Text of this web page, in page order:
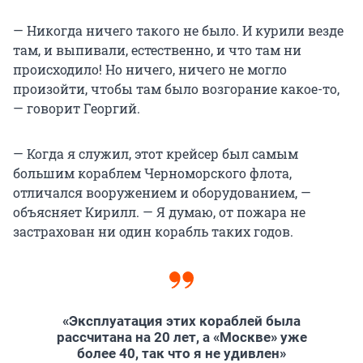
— Никогда ничего такого не было. И курили везде
там, и выпивали, естественно, и что там ни
происходило! Но ничего, ничего не могло
произойти, чтобы там было возгорание какое-то,
— говорит Георгий.
— Когда я служил, этот крейсер был самым
большим кораблем Черноморского флота,
отличался вооружением и оборудованием, —
объясняет Кирилл. — Я думаю, от пожара не
застрахован ни один корабль таких годов.
«Эксплуатация этих кораблей была
рассчитана на 20 лет, а «Москве» уже
более 40, так что я не удивлен»